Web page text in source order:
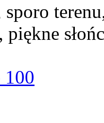
sporo
100